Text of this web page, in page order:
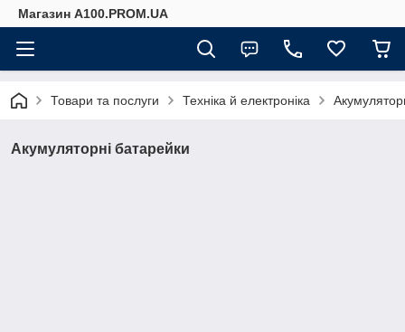
Магазин A100.PROM.UA
Товари та послуги Техніка й електроніка
Акумуляторні батарейки